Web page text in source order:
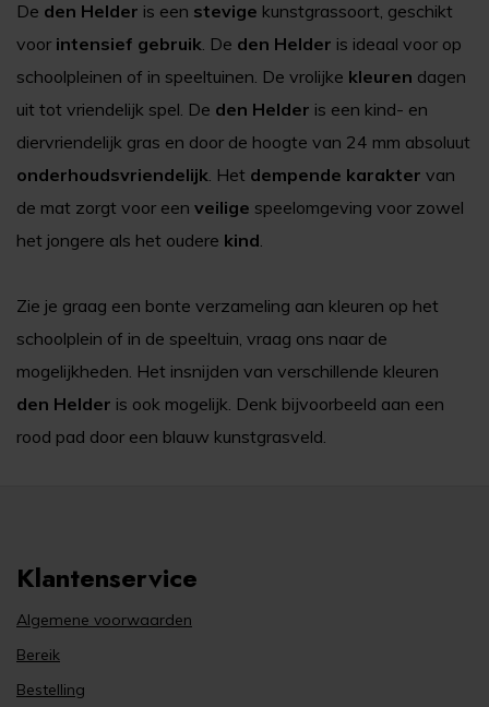
De den Helder is een stevige kunstgrassoort, geschikt
voor intensief gebruik. De den Helder is ideaal voor op
schoolpleinen of in speeltuinen. De vrolijke kleuren dagen
uit tot vriendelijk spel. De den Helder is een kind- en
diervriendelijk gras en door de hoogte van 24 mm absoluut
onderhoudsvriendelijk. Het dempende karakter van
de mat zorgt voor een veilige speelomgeving voor zowel
het jongere als het oudere kind.
Zie je graag een bonte verzameling aan kleuren op het
schoolplein of in de speeltuin, vraag ons naar de
mogelijkheden. Het insnijden van verschillende kleuren
den Helder is ook mogelijk. Denk bijvoorbeeld aan een
rood pad door een blauw kunstgrasveld.
Klantenservice
Algemene voorwaarden
Bereik
Bestelling